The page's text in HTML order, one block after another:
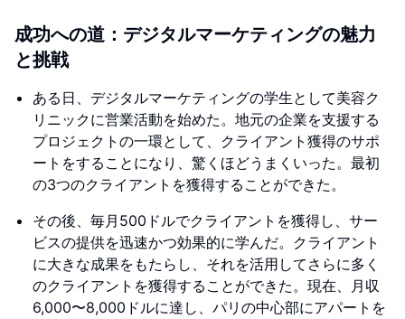
成功への道：デジタルマーケティングの魅力
と挑戦
ある日、デジタルマーケティングの学生として美容ク
リニックに営業活動を始めた。地元の企業を支援する
プロジェクトの一環として、クライアント獲得のサポ
ートをすることになり、驚くほどうまくいった。最初
の3つのクライアントを獲得することができた。
その後、毎月500ドルでクライアントを獲得し、サー
ビスの提供を迅速かつ効果的に学んだ。クライアント
に大きな成果をもたらし、それを活用してさらに多く
のクライアントを獲得することができた。現在、月収
6,000〜8,000ドルに達し、パリの中心部にアパートを